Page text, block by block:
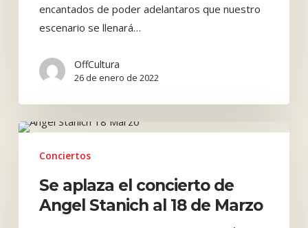
Carlos
Librado
encantados de poder adelantaros que nuestro
escenario se llenará…
OffCultura
26 de enero de 2022
Se
concierto
Conciertos
Se aplaza el concierto de
Angel Stanich al 18 de Marzo